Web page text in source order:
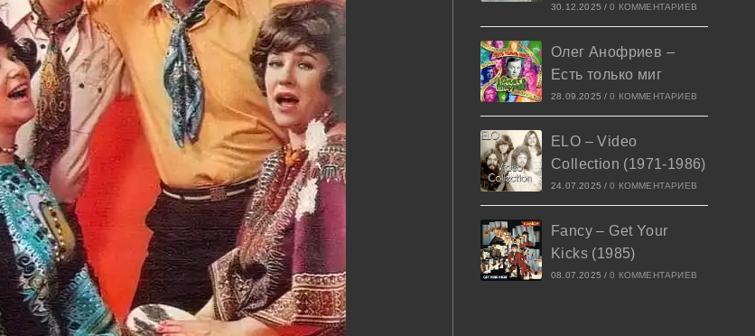
30.12.2025 / 0 КОММЕНТАРИЕВ
Олег Анофриев –
Есть только миг
28.09.2025 / 0 КОММЕНТАРИЕВ
ELO – Video
Collection (1971-1986)
24.07.2025 / 0 КОММЕНТАРИЕВ
Fancy – Get Your
Kicks (1985)
08.07.2025 / 0 КОММЕНТАРИЕВ